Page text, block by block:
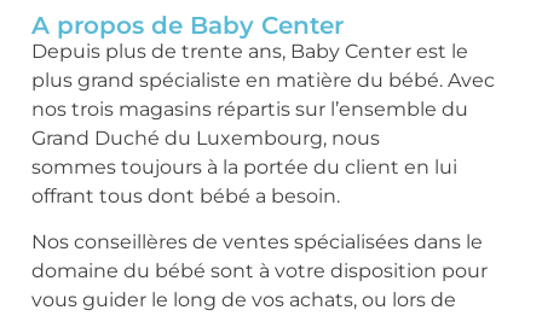
A propos de Baby Center
Depuis plus de trente ans, Baby Center est le
plus grand spécialiste en matière du bébé. Avec
nos trois magasins répartis sur l’ensemble du
Grand Duché du Luxembourg, nous
sommes toujours à la portée du client en lui
offrant tous dont bébé a besoin.
Nos conseillères de ventes spécialisées dans le
domaine du bébé sont à votre disposition pour
vous guider le long de vos achats, ou lors de